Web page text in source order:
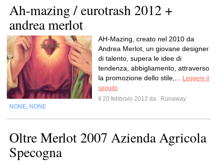
Ah-mazing / eurotrash 2012 +
andrea merlot
AH-Mazing, creato nel 2010 da
Andrea Merlot, un giovane designer
di talento, supera le idee di
tendenza, abbigliamento, attraverso
la promozione dello stile,...
Leggere il
seguito
Il 20 febbraio 2012 da
Runaway
NONE NONE
Oltre Merlot 2007 Azienda Agricola
Specogna